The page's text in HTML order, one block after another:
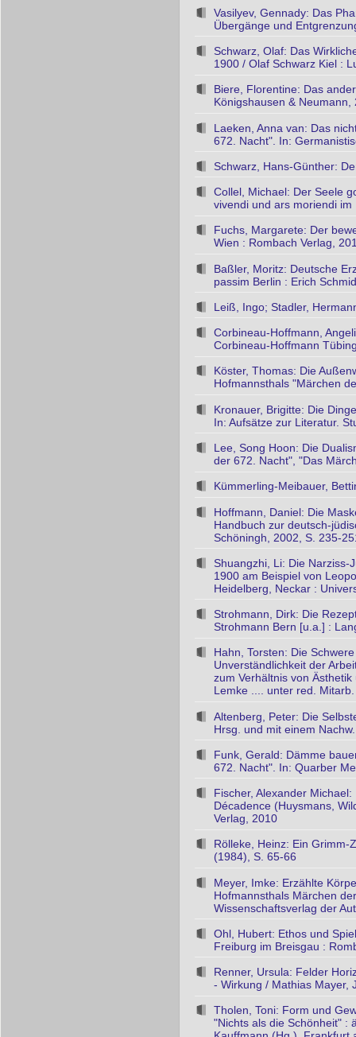
Vasilyev, Gennady: Das
Übergänge und
Schwarz, Olaf: Das
1900 / Olaf Schwarz Kiel :
Biere, Florentine: Das
Königshausen & Neumann,
Laeken, Anna van: Das
672. Nacht". In:
Schwarz, Hans-Günther:
Collel, Michael: Der Seele
vivendi und ars moriendi
Fuchs, Margarete: Der
Wien : Rombach Verlag,
Baßler, Moritz: Deutsche
passim Berlin : Erich
Leiß, Ingo; Stadler,
Corbineau-Hoffmann,
Corbineau-Hoffmann
Köster, Thomas: Die
Hofmannsthals "Märchen
Kronauer, Brigitte: Die
In: Aufsätze zur Literatur.
Lee, Song Hoon: Die
der 672. Nacht", "Das
Kümmerling-Meibauer,
Hoffmann, Daniel: Die
Handbuch zur deutsch-
Schöningh, 2002, S. 235-
Shuangzhi, Li: Die
1900 am Beispiel von
Heidelberg, Neckar :
Strohmann, Dirk: Die
Strohmann Bern [u.a.] :
Hahn, Torsten: Die
Unverständlichkeit der
zum Verhältnis von
Lemke .... unter red.
Altenberg, Peter: Die
Hrsg. und mit einem
Funk, Gerald: Dämme
672. Nacht". In: Quarber
Fischer, Alexander
Décadence (Huysmans,
Verlag, 2010
Rölleke, Heinz: Ein
(1984), S. 65-66
Meyer, Imke: Erzählte
Hofmannsthals Märchen
Wissenschaftsverlag der
Ohl, Hubert: Ethos und
Freiburg im Breisgau :
Renner, Ursula: Felder
- Wirkung / Mathias Mayer,
Tholen, Toni: Form und
"Nichts als die Schönheit" :